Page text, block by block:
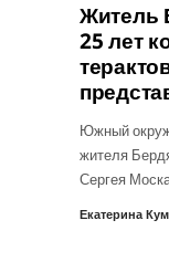
Житель
25 лет
Южный
жителя
Сергея
Екатерина